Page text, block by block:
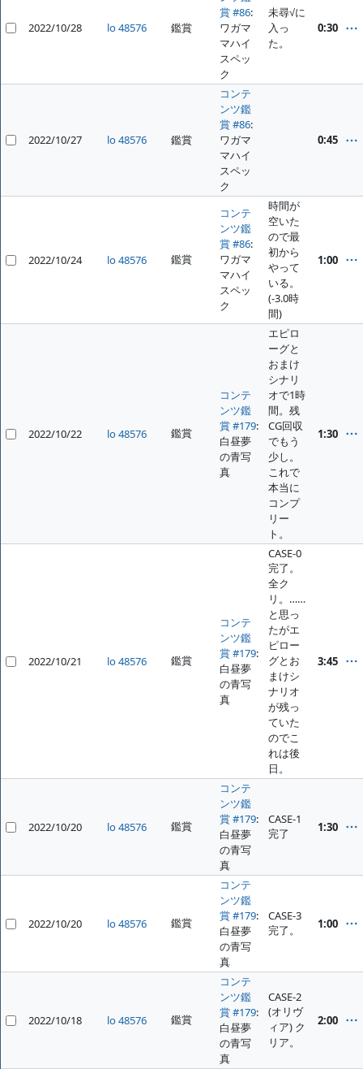
2022/10/28 lo 48576 鑑賞
賞 #86:
ワガマ
マハイ
スペッ
ク
未尋√に
入っ
た。
0:30
2022/10/27 lo 48576 鑑賞
コンテ
ンツ鑑
賞 #86:
ワガマ
マハイ
スペッ
ク
0:45
2022/10/24 lo 48576 鑑賞
コンテ
ンツ鑑
賞 #86:
ワガマ
マハイ
スペッ
ク
時間が
空いた
ので最
初から
やって
いる。
(-3.0時
間)
1:00
2022/10/22 lo 48576 鑑賞
コンテ
ンツ鑑
賞 #179:
白昼夢
の青写
真
エピロ
ーグと
おまけ
シナリ
オで1時
間。残
CG回収
でもう
少し。
これで
本当に
コンプ
リー
ト。
1:30
2022/10/21 lo 48576 鑑賞
コンテ
ンツ鑑
賞 #179:
白昼夢
の青写
真
CASE-0
完了。
全ク
リ。……
と思っ
たがエ
ピロー
グとお
まけシ
ナリオ
が残っ
ていた
のでこ
れは後
日。
3:45
2022/10/20 lo 48576 鑑賞
コンテ
ンツ鑑
賞 #179:
白昼夢
の青写
真
CASE-1
完了
1:30
2022/10/20 lo 48576 鑑賞
コンテ
ンツ鑑
賞 #179:
白昼夢
の青写
真
CASE-3
完了。
1:00
2022/10/18 lo 48576 鑑賞
コンテ
ンツ鑑
賞 #179:
白昼夢
の青写
真
CASE-2
(オリヴ
ィア) ク
リア。
2:00